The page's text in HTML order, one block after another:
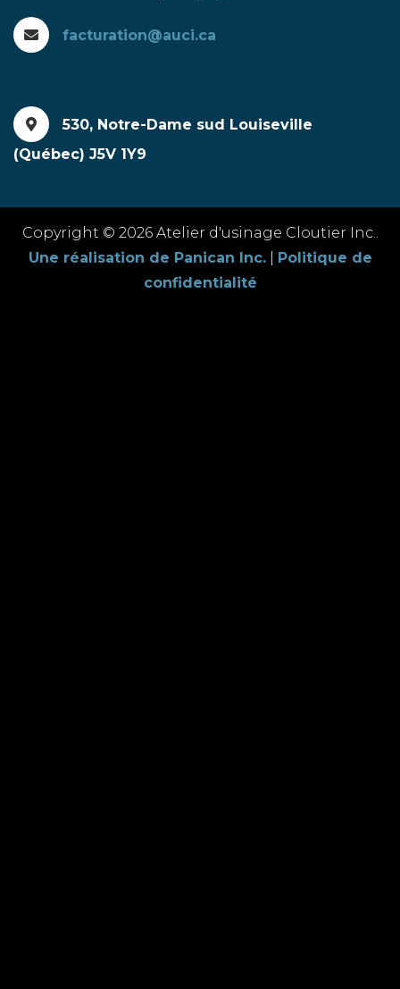
facturation@auci.ca
530, Notre-Dame sud Louiseville
(Québec) J5V 1Y9
Copyright © 2026 Atelier d'usinage Cloutier Inc..
Une réalisation de Panican Inc.| Politique de
confidentialité